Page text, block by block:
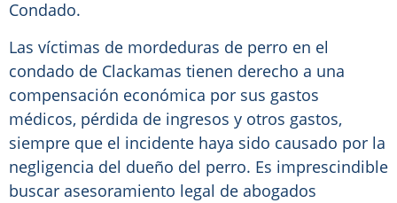
Condado.
Las víctimas de mordeduras de perro en el
condado de Clackamas tienen derecho a una
compensación económica por sus gastos
médicos, pérdida de ingresos y otros gastos,
siempre que el incidente haya sido causado por la
negligencia del dueño del perro. Es imprescindible
buscar asesoramiento legal de abogados